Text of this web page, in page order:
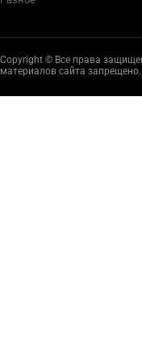
Copyright © Все права
материалов сайта запрещено.